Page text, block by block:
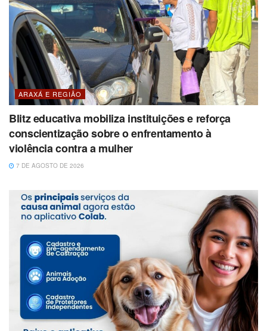
ARAXÁ E REGIÃO
Blitz educativa mobiliza instituições e reforça
conscientização sobre o enfrentamento à
violência contra a mulher
7 DE AGOSTO DE 2026